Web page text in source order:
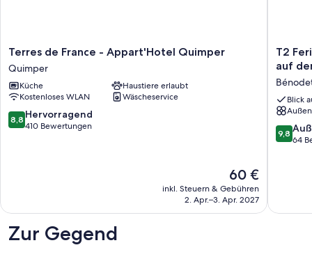
Terres
de
France
-
Appart'Hotel
Quimper
Quimper
Terres de France - Appart'Hotel Quimper
Quimper
Küche
Haustiere erlaubt
Kostenloses WLAN
Wäscheservice
8.8
von
8,8 Hervorragend
410 Bewertungen
Der
Preis
beträgt
60 €
inkl. Steuern & Gebühren
2. Apr.–3. Apr. 2027
T2
Blick
auf
den
Strand
T2
auf
Blick
9.8
von
9,8
64
Zur Gegend